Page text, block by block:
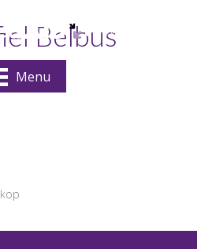
Menu
Belbus